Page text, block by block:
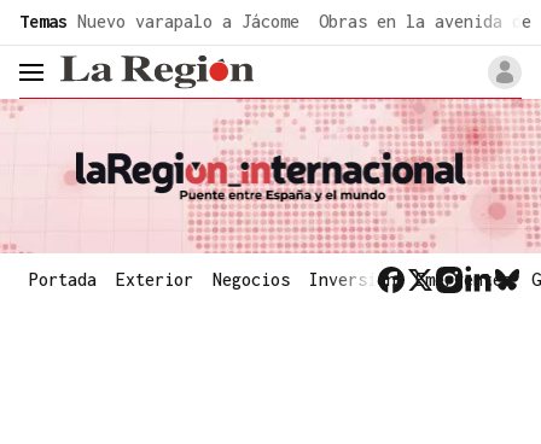
Temas Nuevo varapalo a Jácome Obras en la avenida de
header.menu.open
Portada Exterior Negocios Inversión Emergentes